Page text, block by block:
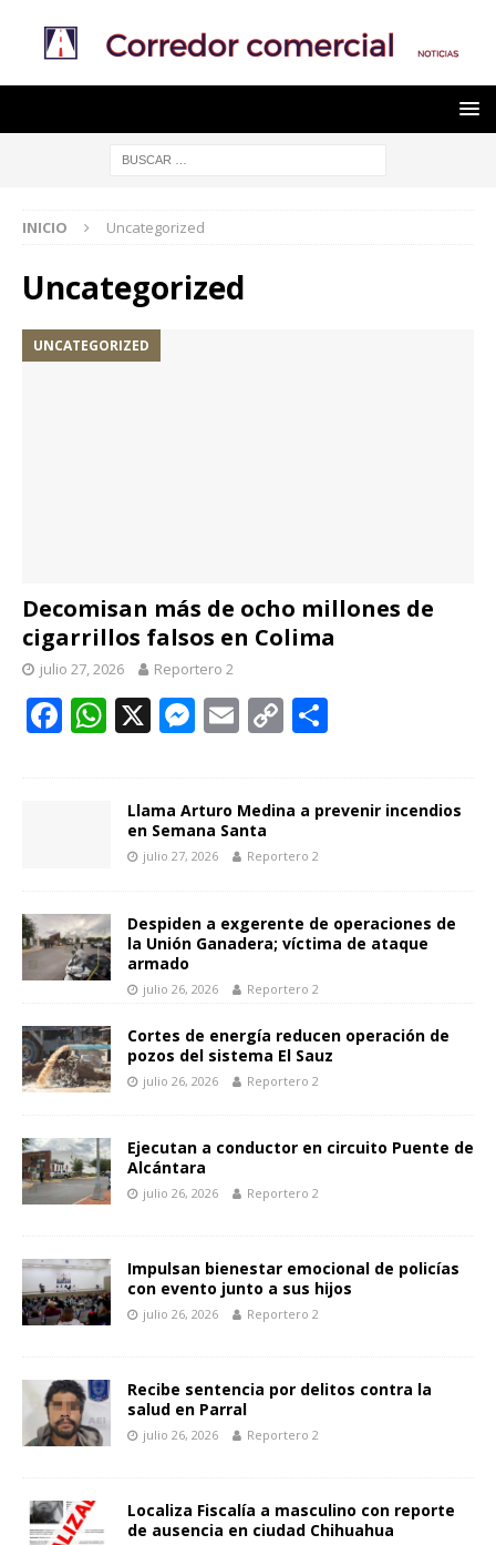
INICIO Uncategorized
Uncategorized
UNCATEGORIZED
Decomisan más de ocho millones de
cigarrillos falsos en Colima
julio 27, 2026 Reportero 2
F
k
W
A
p
X M
e
n
er
E
l
C
y
Li
k
p
r
Llama Arturo Medina a prevenir incendios
en Semana Santa
julio 27, 2026 Reportero 2
Despiden a exgerente de operaciones de
la Unión Ganadera; víctima de ataque
armado
julio 26, 2026 Reportero 2
Cortes de energía reducen operación de
pozos del sistema El Sauz
julio 26, 2026 Reportero 2
Ejecutan a conductor en circuito Puente de
Alcántara
julio 26, 2026 Reportero 2
Impulsan bienestar emocional de policías
con evento junto a sus hijos
julio 26, 2026 Reportero 2
Recibe sentencia por delitos contra la
salud en Parral
julio 26, 2026 Reportero 2
Localiza Fiscalía a masculino con reporte
de ausencia en ciudad Chihuahua